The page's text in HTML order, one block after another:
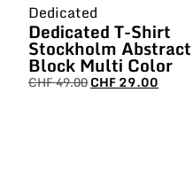
Dedicated
Dedicated T-Shirt
Stockholm Abstract
Block Multi Color
CHF49.00CHF29.00